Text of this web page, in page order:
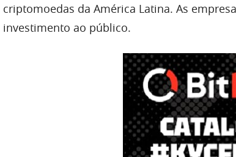
criptomoedas da América Latina. As
investimento ao público.